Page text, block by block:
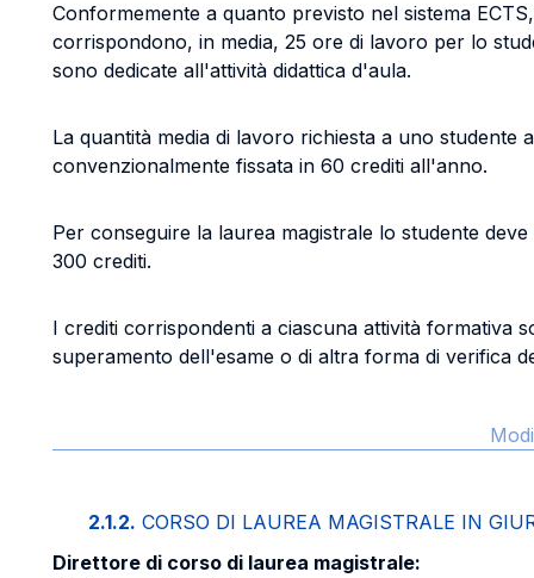
Conformemente a quanto previsto nel sistema
corrispondono, in media, 25 ore di lavoro per lo
sono dedicate all'attività didattica d'aula.
La quantità media di lavoro richiesta a uno studente
convenzionalmente fissata in 60 crediti all'anno.
Per conseguire la laurea magistrale lo studente
300 crediti.
I crediti corrispondenti a ciascuna attività formativa
superamento dell'esame o di altra forma di verifica
2.1.2. CORSO DI LAUREA MAGISTRALE IN
Direttore di corso di laurea magistrale: